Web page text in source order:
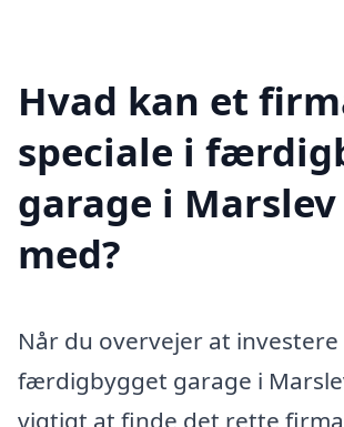
Hvad kan et
speciale i
garage i
med?
Når du overvejer at investere
færdigbygget garage i
vigtigt at finde det rette